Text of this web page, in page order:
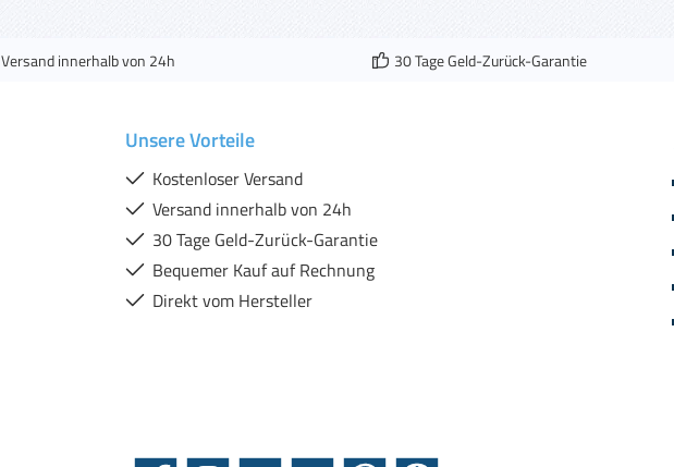
Versand innerhalb von 24h 30 Tage Geld-Zurück-Garantie
Unsere Vorteile
Kostenloser Versand
Versand innerhalb von 24h
30 Tage Geld-Zurück-Garantie
Bequemer Kauf auf Rechnung
Direkt vom Hersteller